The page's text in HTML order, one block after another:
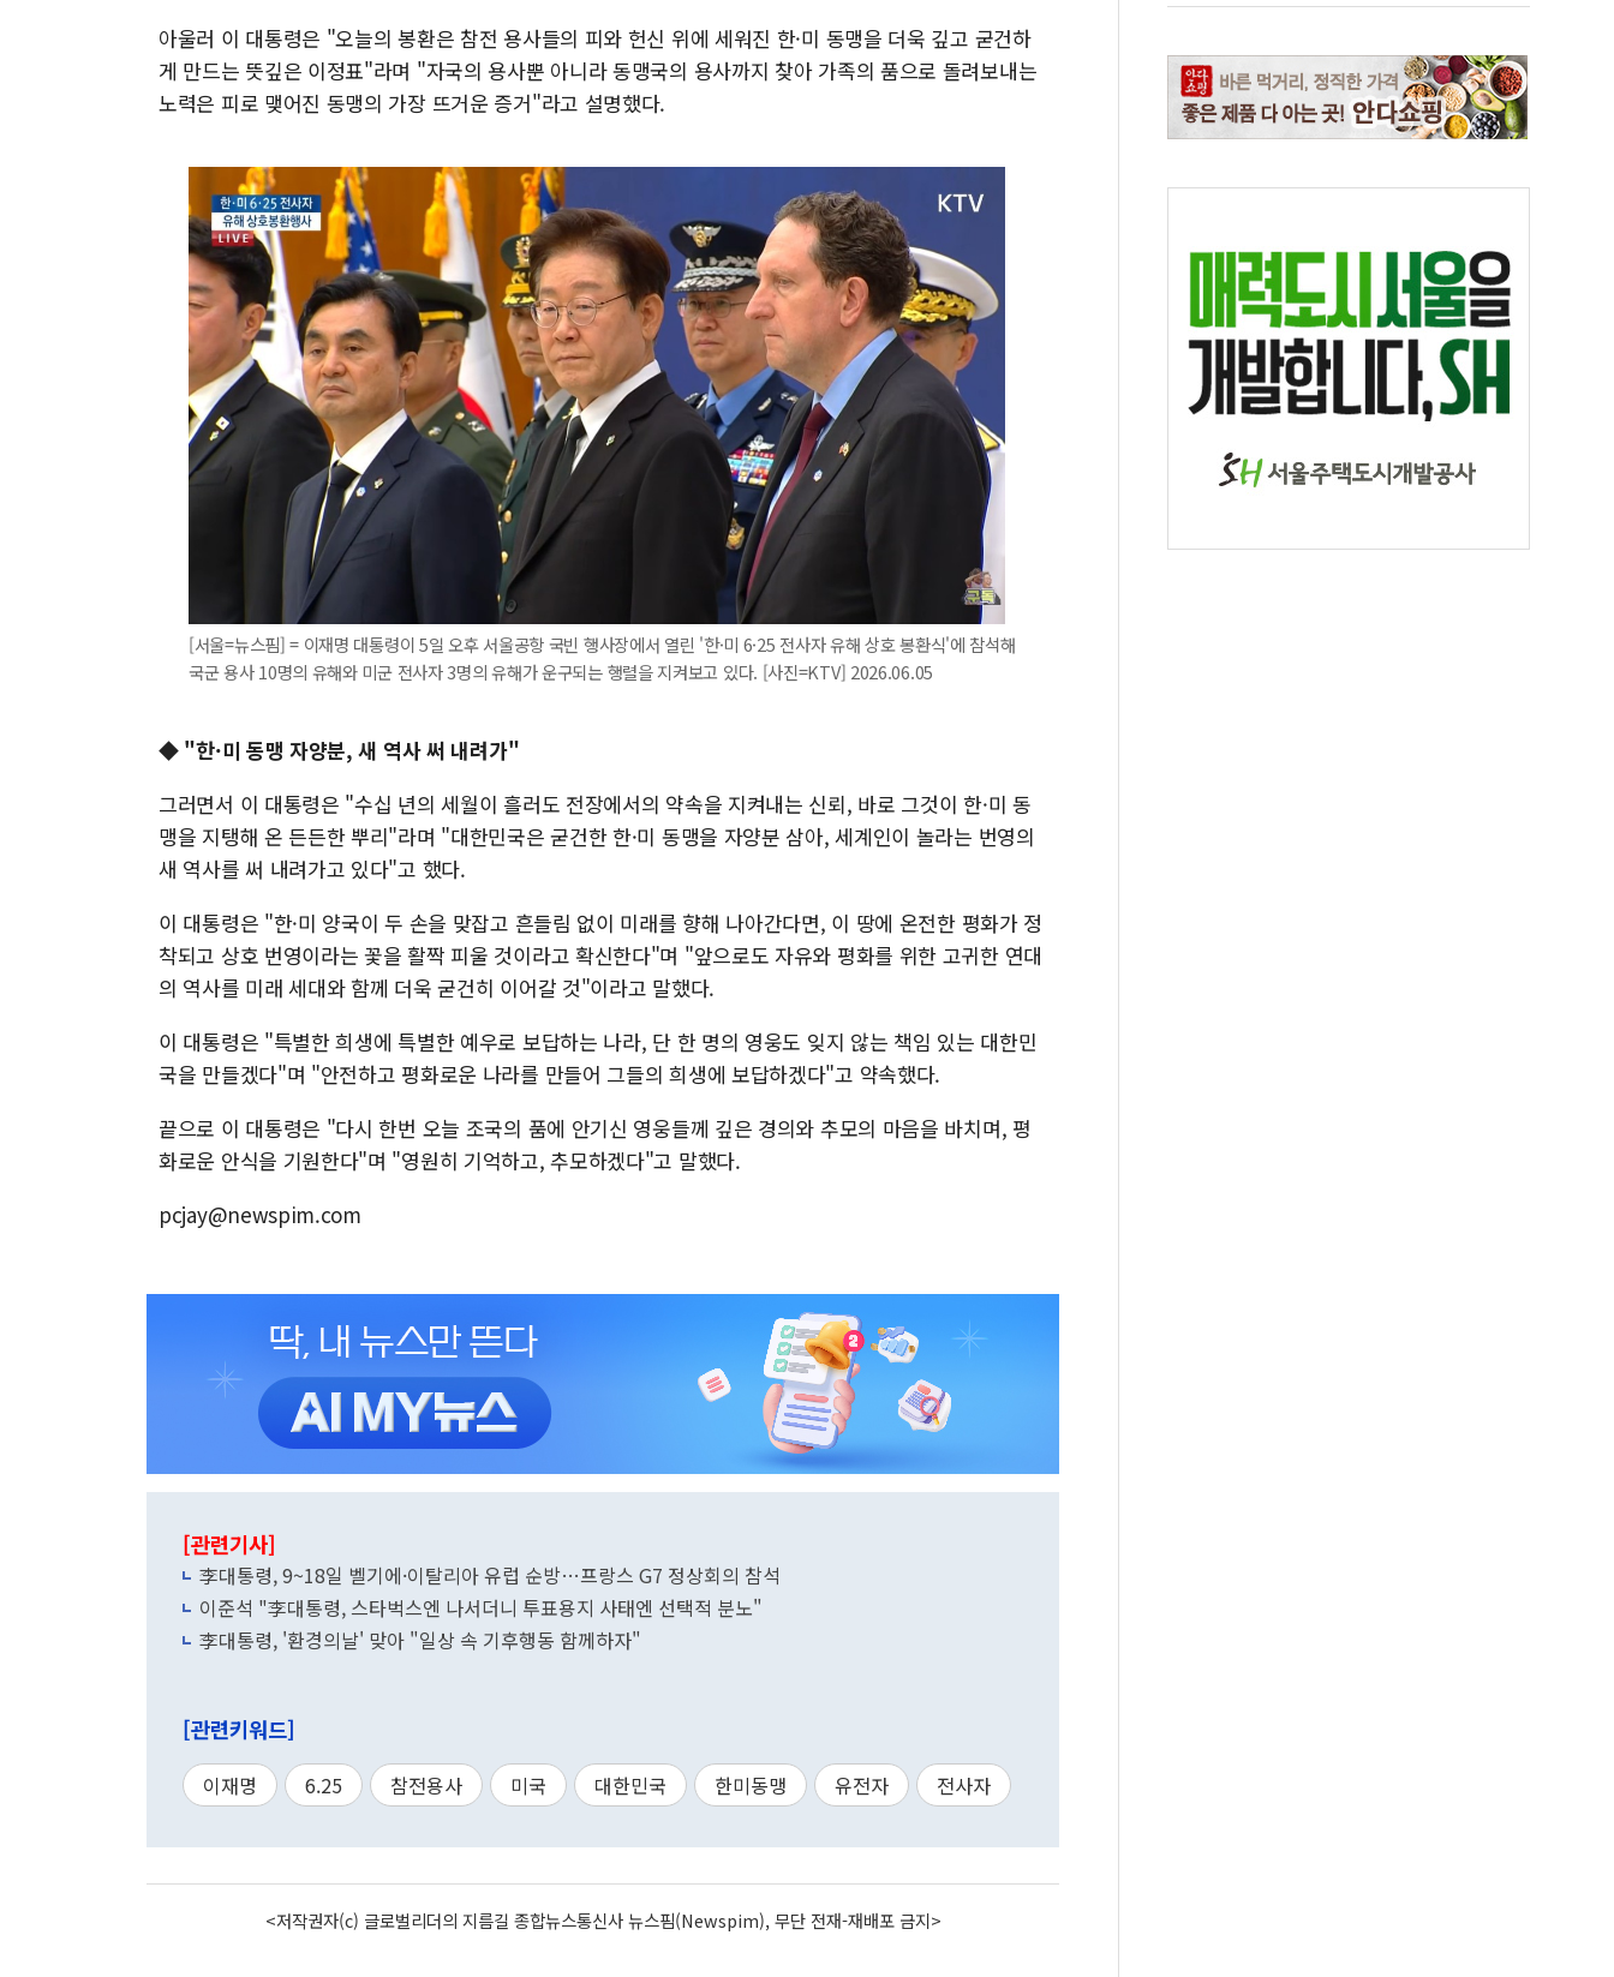
아울러 이 대통령은 "오늘의 봉환은 참전 용사들의 피와 헌신 위에 세워진 한·미 동맹을 더욱 깊고 굳건하
게 만드는 뜻깊은 이정표"라며 "자국의 용사뿐 아니라 동맹국의 용사까지 찾아 가족의 품으로 돌려보내는
노력은 피로 맺어진 동맹의 가장 뜨거운 증거"라고 설명했다.
[서울=뉴스핌] = 이재명 대통령이 5일 오후 서울공항 국빈 행사장에서 열린 '한·미 6·25 전사자 유해 상호 봉환식'에 참석해
국군 용사 10명의 유해와 미군 전사자 3명의 유해가 운구되는 행렬을 지켜보고 있다. [사진=KTV] 2026.06.05
◆ "한·미 동맹 자양분, 새 역사 써 내려가"
그러면서 이 대통령은 "수십 년의 세월이 흘러도 전장에서의 약속을 지켜내는 신뢰, 바로 그것이 한·미 동
맹을 지탱해 온 든든한 뿌리"라며 "대한민국은 굳건한 한·미 동맹을 자양분 삼아, 세계인이 놀라는 번영의
새 역사를 써 내려가고 있다"고 했다.
이 대통령은 "한·미 양국이 두 손을 맞잡고 흔들림 없이 미래를 향해 나아간다면, 이 땅에 온전한 평화가 정
착되고 상호 번영이라는 꽃을 활짝 피울 것이라고 확신한다"며 "앞으로도 자유와 평화를 위한 고귀한 연대
의 역사를 미래 세대와 함께 더욱 굳건히 이어갈 것"이라고 말했다.
이 대통령은 "특별한 희생에 특별한 예우로 보답하는 나라, 단 한 명의 영웅도 잊지 않는 책임 있는 대한민
국을 만들겠다"며 "안전하고 평화로운 나라를 만들어 그들의 희생에 보답하겠다"고 약속했다.
끝으로 이 대통령은 "다시 한번 오늘 조국의 품에 안기신 영웅들께 깊은 경의와 추모의 마음을 바치며, 평
화로운 안식을 기원한다"며 "영원히 기억하고, 추모하겠다"고 말했다.
pcjay@newspim.com
[관련기사]
李대통령, 9~18일 벨기에·이탈리아 유럽 순방…프랑스 G7 정상회의 참석
이준석 "李대통령, 스타벅스엔 나서더니 투표용지 사태엔 선택적 분노"
李대통령, '환경의날' 맞아 "일상 속 기후행동 함께하자"
[관련키워드]
이재명 6.25 참전용사 미국 대한민국 한미동맹 유전자 전사자
<저작권자(c) 글로벌리더의 지름길 종합뉴스통신사 뉴스핌(Newspim), 무단 전재-재배포 금지>